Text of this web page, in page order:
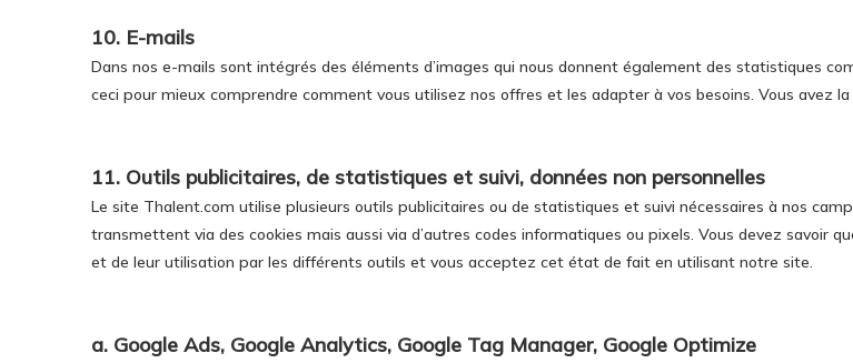
10. E-mails
Dans nos e-mails sont intégrés des éléments d’images qui nous donnent également des statistiques
ceci pour mieux comprendre comment vous utilisez nos offres et les adapter à vos besoins. Vous avez
11. Outils publicitaires, de statistiques et suivi, données non personnelles
Le site Thalent.com utilise plusieurs outils publicitaires ou de statistiques et suivi nécessaires à nos
transmettent via des cookies mais aussi via d’autres codes informatiques ou pixels. Vous devez savoir
et de leur utilisation par les différents outils et vous acceptez cet état de fait en utilisant notre site.
a. Google Ads, Google Analytics, Google Tag Manager, Google Optimize